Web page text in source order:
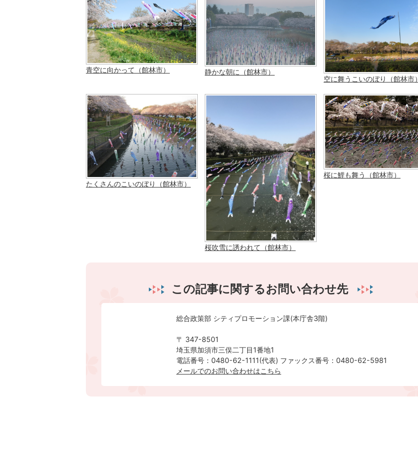
青空に向かって（館林市） 静かな朝に（館林市）
空に舞うこいのぼり（館林市）
たくさんのこいのぼり（館林市）
桜吹雪に誘われて（館林市）
桜に鯉も舞う（館林市）
この記事に関するお問い合わせ先
総合政策部 シティプロモーション課(本庁舎3階)
〒 347-8501
埼玉県加須市三俣二丁目1番地1
電話番号：0480-62-1111(代表) ファックス番号：0480-62-5981
メールでのお問い合わせはこちら